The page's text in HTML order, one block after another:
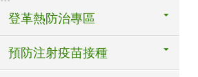
登革熱防治專區
預防注射疫苗接種